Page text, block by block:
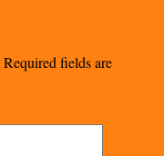
Required fields are